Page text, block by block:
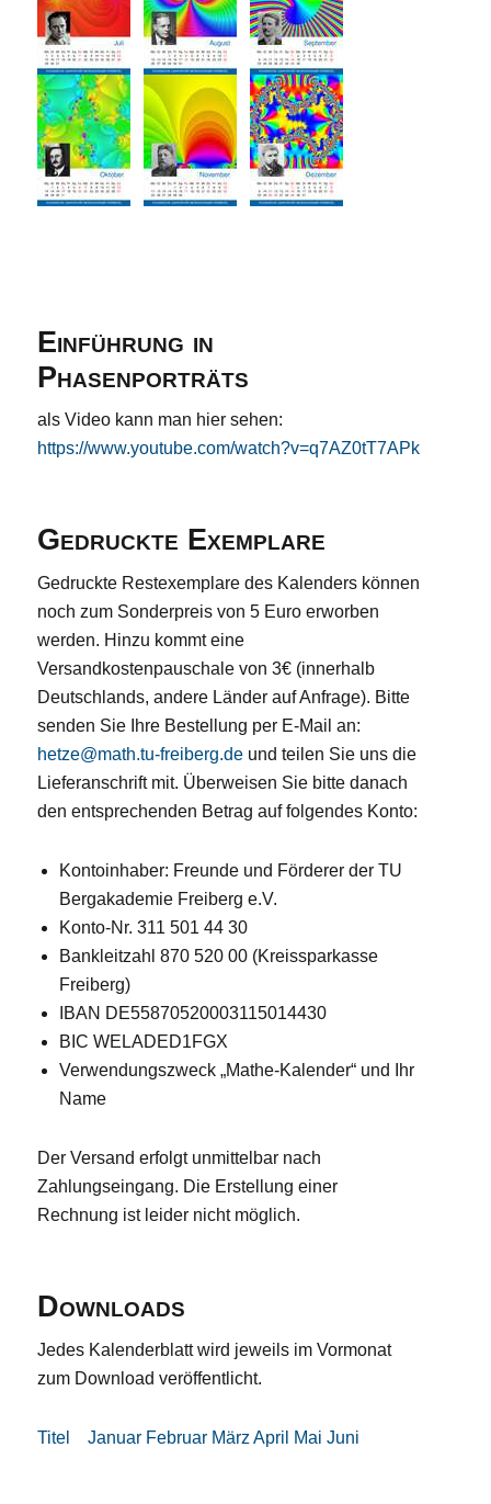
Einführung in
Phasenporträts
als Video kann man hier sehen:
https://www.youtube.com/watch?v=q7AZ0tT7APk
Gedruckte Exemplare
Gedruckte Restexemplare des Kalenders können
noch zum Sonderpreis von 5 Euro erworben
werden. Hinzu kommt eine
Versandkostenpauschale von 3€ (innerhalb
Deutschlands, andere Länder auf Anfrage). Bitte
senden Sie Ihre Bestellung per E-Mail an:
hetze@math.tu-freiberg.de und teilen Sie uns die
Lieferanschrift mit. Überweisen Sie bitte danach
den entsprechenden Betrag auf folgendes Konto:
Kontoinhaber: Freunde und Förderer der TU
Bergakademie Freiberg e.V.
Konto-Nr. 311 501 44 30
Bankleitzahl 870 520 00 (Kreissparkasse
Freiberg)
IBAN DE55870520003115014430
BIC WELADED1FGX
Verwendungszweck „Mathe-Kalender“ und Ihr
Name
Der Versand erfolgt unmittelbar nach
Zahlungseingang. Die Erstellung einer
Rechnung ist leider nicht möglich.
Downloads
Jedes Kalenderblatt wird jeweils im Vormonat
zum Download veröffentlicht.
Titel Januar Februar März April Mai Juni